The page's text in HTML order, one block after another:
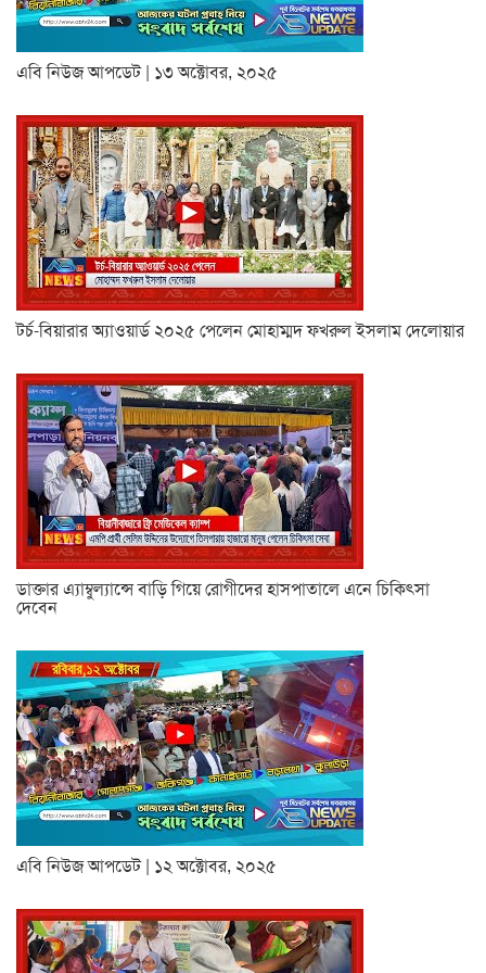
এবি নিউজ আপডেট | ১৩ অক্টোবর, ২০২৫
টর্চ-বিয়ারার অ্যাওয়ার্ড ২০২৫ পেলেন মোহাম্মদ ফখরুল ইসলাম দেলোয়ার
ডাক্তার এ্যাম্বুল্যান্সে বাড়ি গিয়ে রোগীদের হাসপাতালে এনে চিকিৎসা
দেবেন
এবি নিউজ আপডেট | ১২ অক্টোবর, ২০২৫